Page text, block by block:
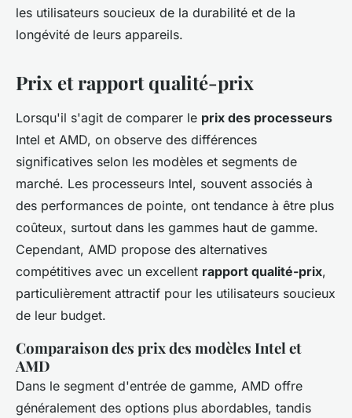
les utilisateurs soucieux de la durabilité et de la
longévité de leurs appareils.
Prix et rapport qualité-prix
Lorsqu'il s'agit de comparer le prix des processeurs
Intel et AMD, on observe des différences
significatives selon les modèles et segments de
marché. Les processeurs Intel, souvent associés à
des performances de pointe, ont tendance à être plus
coûteux, surtout dans les gammes haut de gamme.
Cependant, AMD propose des alternatives
compétitives avec un excellent rapport qualité-prix,
particulièrement attractif pour les utilisateurs soucieux
de leur budget.
Comparaison des prix des modèles Intel et
AMD
Dans le segment d'entrée de gamme, AMD offre
généralement des options plus abordables, tandis